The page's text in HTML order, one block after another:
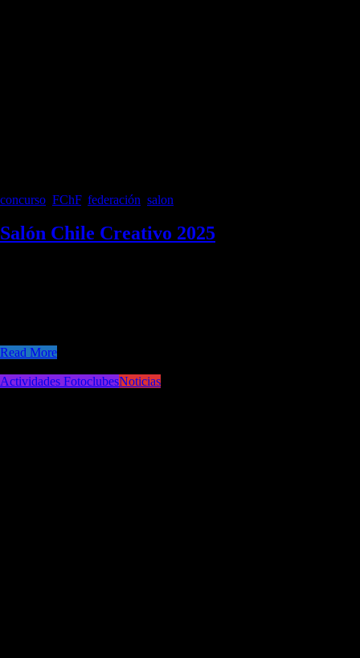
concurso FChF, federación salon
Salón Chile Creativo 2025
Read More
Actividades FotoclubesNoticias